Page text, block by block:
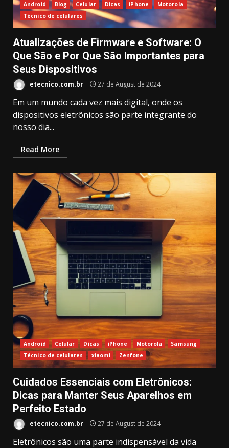
Android Blog Celular Dicas iPhone
Motorola
Técnico de celulares
Atualizações de Firmware e Software: O
Que São e Por Que São Importantes para
Seus Dispositivos
etecnico.com.br 27 de August de 2024
Em um mundo cada vez mais digital, onde os
dispositivos eletrônicos são parte integrante do
nosso dia...
Read More
Android Celular Dicas iPhone Motorola
Samsung
Técnico de celulares
xiaomi Zenfone
Cuidados Essenciais com Eletrônicos:
Dicas para Manter Seus Aparelhos em
Perfeito Estado
etecnico.com.br 27 de August de 2024
Eletrônicos são uma parte indispensável da vida